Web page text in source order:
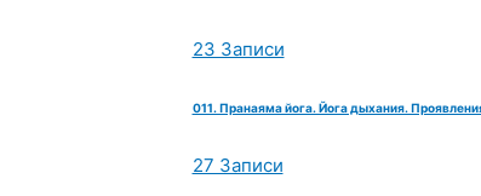
23 Записи
011. Пранаяма йога. Йога дыхания.
27 Записи